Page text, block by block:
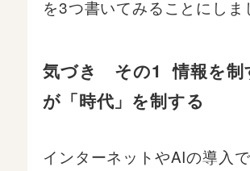
を3つ書いてみることにしま
気づき その1 情報を制
が「時代」を制する
インターネットやAIの導入